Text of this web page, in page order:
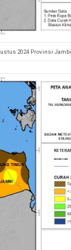
2024 Provinsi Jambi